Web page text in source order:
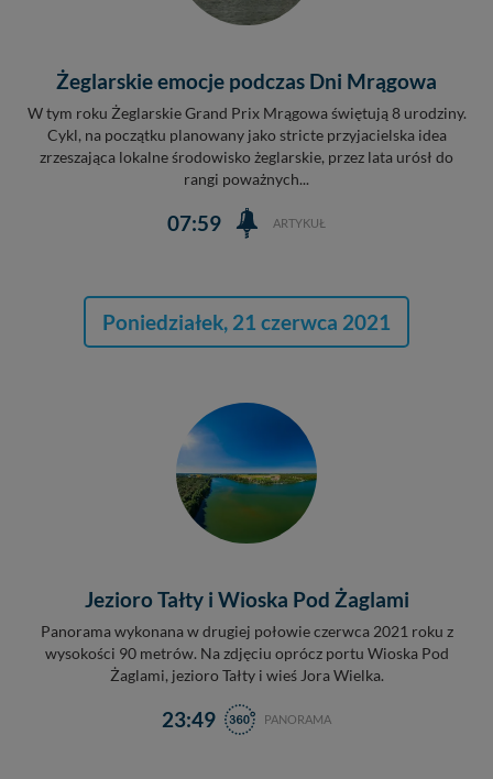
Żeglarskie emocje podczas Dni Mrągowa
W tym roku Żeglarskie Grand Prix Mrągowa świętują 8 urodziny.
Cykl, na początku planowany jako stricte przyjacielska idea
zrzeszająca lokalne środowisko żeglarskie, przez lata urósł do
rangi poważnych...
07:59 ARTYKUŁ
Poniedziałek, 21 czerwca 2021
Jezioro Tałty i Wioska Pod Żaglami
Panorama wykonana w drugiej połowie czerwca 2021 roku z
wysokości 90 metrów. Na zdjęciu oprócz portu Wioska Pod
Żaglami, jezioro Tałty i wieś Jora Wielka.
23:49 PANORAMA